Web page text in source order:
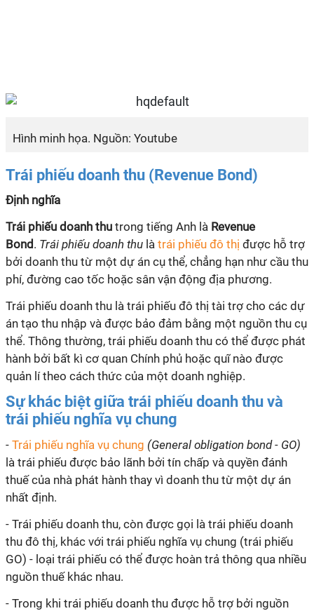
Hình minh họa. Nguồn: Youtube
Trái phiếu doanh thu (Revenue Bond)
Định nghĩa
Trái phiếu doanh thu trong tiếng Anh là Revenue
Bond . Trái phiếu doanh thu là trái phiếu đô thị được hỗ trợ
bởi doanh thu từ một dự án cụ thể, chẳng hạn như cầu thu
phí, đường cao tốc hoặc sân vận động địa phương.
Trái phiếu doanh thu là trái phiếu đô thị tài trợ cho các dự
án tạo thu nhập và được bảo đảm bằng một nguồn thu cụ
thể. Thông thường, trái phiếu doanh thu có thể được phát
hành bởi bất kì cơ quan Chính phủ hoặc quĩ nào được
quản lí theo cách thức của một doanh nghiệp.
Sự khác biệt giữa trái phiếu doanh thu và
trái phiếu nghĩa vụ chung
- Trái phiếu nghĩa vụ chung (General obligation bond - GO)
là trái phiếu được bảo lãnh bởi tín chấp và quyền đánh
thuế của nhà phát hành thay vì doanh thu từ một dự án
nhất định.
- Trái phiếu doanh thu, còn được gọi là trái phiếu doanh
thu đô thị, khác với trái phiếu nghĩa vụ chung (trái phiếu
GO) - loại trái phiếu có thể được hoàn trả thông qua nhiều
nguồn thuế khác nhau.
- Trong khi trái phiếu doanh thu được hỗ trợ bởi nguồn